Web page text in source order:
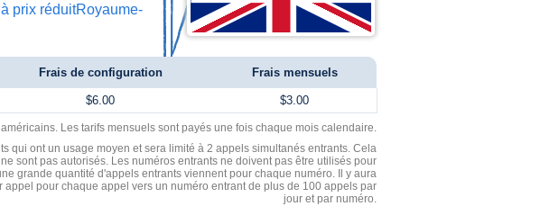
prix réduitRoyaume-
Frais de configuration Frais mensuels
$6.00 $3.00
Les tarifs mensuels sont payés une fois chaque mois calendaire.
qui ont un usage moyen et sera limité à 2 appels simultanés entrants. Cela
sont pas autorisés. Les numéros entrants ne doivent pas être utilisés pour
grande quantité d'appels entrants viennent pour chaque numéro. Il y aura
pour chaque appel vers un numéro entrant de plus de 100 appels par
jour et par numéro.